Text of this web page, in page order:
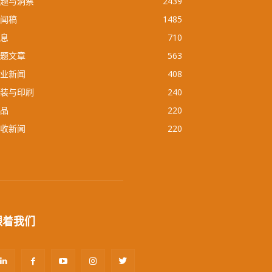
稿
1485
710
文章
563
新闻
408
与印刷
240
220
新闻
220
我们